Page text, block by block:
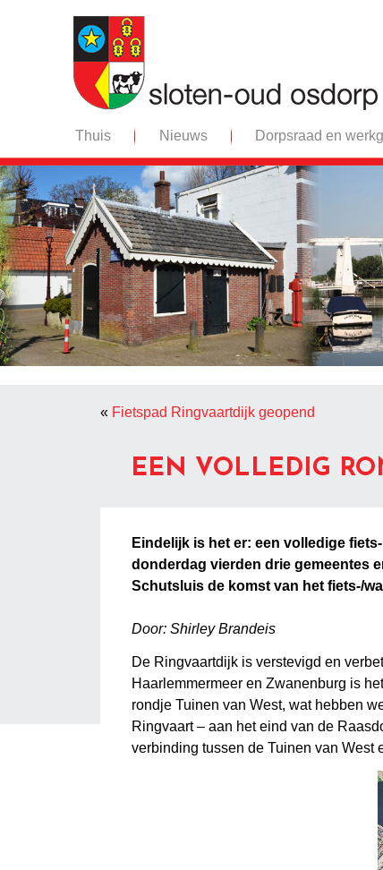
Thuis Nieuws Dorpsraad en
« Fietspad Ringvaartdijk geopend
EEN VOLLEDIG
Eindelijk is het er: een volledige
donderdag vierden drie gemeentes
Schutsluis de komst van het fiets-/
Door: Shirley Brandeis
De Ringvaartdijk is verstevigd en
Haarlemmermeer en Zwanenburg is
rondje Tuinen van West, wat hebben
Ringvaart – aan het eind van de
verbinding tussen de Tuinen van West